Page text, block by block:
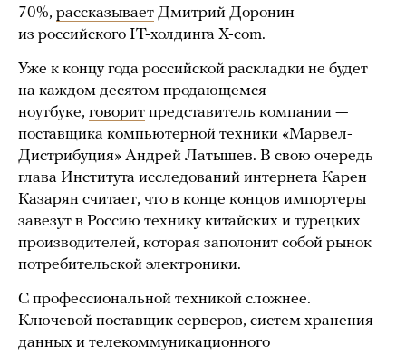
70%, рассказывает Дмитрий Доронин
из российского IT-холдинга X-com.
Уже к концу года российской раскладки не будет
на каждом десятом продающемся
ноутбуке, говорит представитель компании —
поставщика компьютерной техники «Марвел-
Дистрибуция» Андрей Латышев. В свою очередь
глава Института исследований интернета Карен
Казарян считает, что в конце концов импортеры
завезут в Россию технику китайских и турецких
производителей, которая заполонит собой рынок
потребительской электроники.
С профессиональной техникой сложнее.
Ключевой поставщик серверов, систем хранения
данных и телекоммуникационного